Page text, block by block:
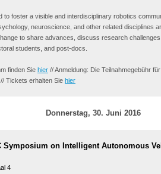
to foster a visible and interdisciplinary robotics
neuroscience, and other related disciplines
to share advances, discuss research
students, and post-docs.
finden Sie hier // Anmeldung: Die Teilnahmegebühr
Tickets erhalten Sie hier
Donnerstag, 30. Juni 2016
Symposium on Intelligent Autonomous
4